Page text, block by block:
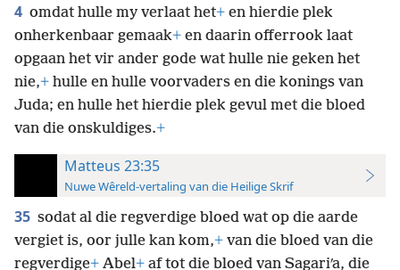
4 omdat hulle my verlaat het+ en hierdie plek
onherkenbaar gemaak+ en daarin offerrook laat
opgaan het vir ander gode wat hulle nie geken het
nie,+ hulle en hulle voorvaders en die konings van
Juda; en hulle het hierdie plek gevul met die bloed
van die onskuldiges.+
Matteus 23:35
Nuwe Wêreld-vertaling van die Heilige Skrif
35 sodat al die regverdige bloed wat op die aarde
vergiet is, oor julle kan kom,+ van die bloed van die
regverdige+ Abel+ af tot die bloed van Sagariʹa, die